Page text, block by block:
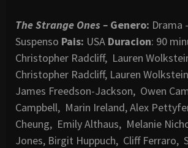
The Strange Ones – Genero: Drama
Suspenso Pais: USA Duracion: 90
Christopher Radcliff, Lauren
Christopher Radcliff, Lauren Wolkstein
James Freedson-Jackson, Owen
Campbell, Marin Ireland, Alex
Cheung, Emily Althaus, Melanie
Jones, Birgit Huppuch, Cliff Ferraro,